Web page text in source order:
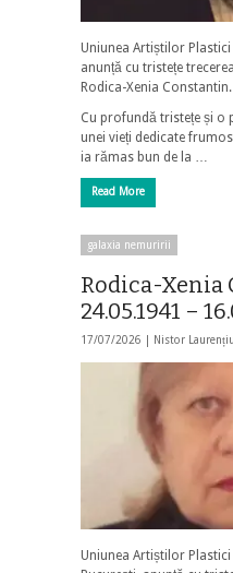
Uniunea Artiștilor
anunță cu tristețe
Rodica-Xenia Constantin.
Cu profundă tristețe și o
unei vieți dedicate
ia rămas bun de la …
Read More
galaxia nemuririi
Rodica-Xenia
24.05.1941 –
17/07/2026 | Nistor Laurențiu
Uniunea Artiștilor